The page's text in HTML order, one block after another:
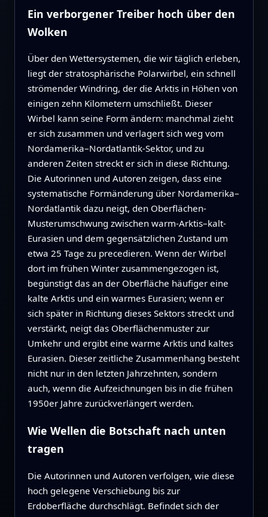
Ein verborgener Treiber hoch über den
Wolken
Über den Wettersystemen, die wir täglich erleben,
liegt der stratosphärische Polarwirbel, ein schnell
strömender Windring, der die Arktis in Höhen von
einigen zehn Kilometern umschließt. Dieser
Wirbel kann seine Form ändern: manchmal zieht
er sich zusammen und verlagert sich weg vom
Nordamerika–Nordatlantik-Sektor, und zu
anderen Zeiten streckt er sich in diese Richtung.
Die Autorinnen und Autoren zeigen, dass eine
systematische Formänderung über Nordamerika–
Nordatlantik dazu neigt, den Oberflächen-
Musterumschwung zwischen warm-Arktis–kalt-
Eurasien und dem gegensätzlichen Zustand um
etwa 25 Tage zu precedieren. Wenn der Wirbel
dort im frühen Winter zusammengezogen ist,
begünstigt das an der Oberfläche häufiger eine
kalte Arktis und ein warmes Eurasien; wenn er
sich später in Richtung dieses Sektors streckt und
verstärkt, neigt das Oberflächenmuster zur
Umkehr und ergibt eine warme Arktis und kaltes
Eurasien. Dieser zeitliche Zusammenhang besteht
nicht nur in den letzten Jahrzehnten, sondern
auch, wenn die Aufzeichnungen bis in die frühen
1950er Jahre zurückverlängert werden.
Wie Wellen die Botschaft nach unten
tragen
Die Autorinnen und Autoren verfolgen, wie diese
hoch gelegene Verschiebung bis zur
Erdoberfläche durchschlägt. Befindet sich der